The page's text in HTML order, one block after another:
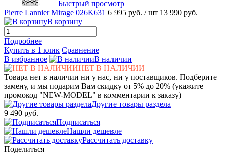
Быстрый просмотр
Pierre Lannier Mirage 026K631 6 995 руб. / шт 13 990 руб.
В корзину
Подробнее
Купить в 1 клик Сравнение
В избранное
В наличии
НЕТ В НАЛИЧИИ
Товара нет в наличии ни у нас, ни у поставщиков. Подберите
замену, и мы подарим Вам скидку от 5% до 20% (укажите
промокод "NEW-MODEL" в комментарии к заказу)
Другие товары раздела
9 490 руб.
Подписаться
Нашли дешевле
Рассчитать доставку
Поделиться